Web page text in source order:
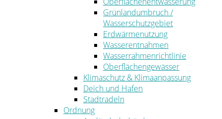
Grünlandumbruch /
Wasserschutzgebiet
Erdwärmenutzung
Wasserentnahmen
Wasserrahmenrichtlinie
Oberflächengewässer
Klimaschutz & Klimaanpassung
Deich und Hafen
Stadtradeln
Ordnung